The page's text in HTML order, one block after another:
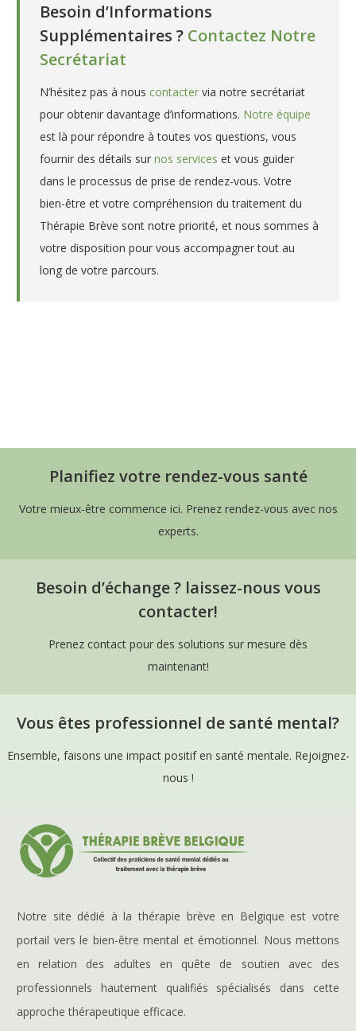
Besoin d’Informations
Supplémentaires ? Contactez Notre
Secrétariat
N’hésitez pas à nous contacter via notre secrétariat
pour obtenir davantage d’informations. Notre équipe
est là pour répondre à toutes vos questions, vous
fournir des détails sur nos services et vous guider
dans le processus de prise de rendez-vous. Votre
bien-être et votre compréhension du traitement du
Thérapie Brève sont notre priorité, et nous sommes à
votre disposition pour vous accompagner tout au
long de votre parcours.
Psychologue Belgique
Planifiez votre rendez-vous santé
Votre mieux-être commence ici. Prenez rendez-vous avec nos
experts.
Besoin d’échange ? laissez-nous vous
contacter!
Prenez contact pour des solutions sur mesure dès
maintenant!
Vous êtes professionnel de santé mental?
Ensemble, faisons une impact positif en santé mentale. Rejoignez-
nous !
Notre site dédié à la thérapie brève en Belgique est votre
portail vers le bien-être mental et émotionnel. Nous mettons
en relation des adultes en quête de soutien avec des
professionnels hautement qualifiés spécialisés dans cette
approche thérapeutique efficace.